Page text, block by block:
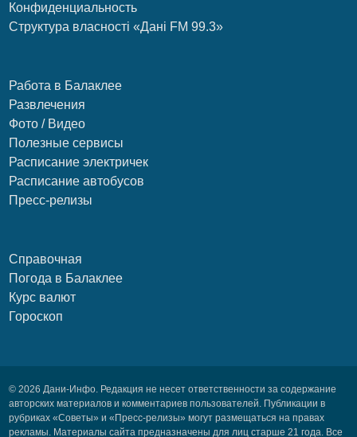
Конфиденциальность
Структура власності «Дані FM 99.3»
Работа в Балаклее
Развлечения
Фото / Видео
Полезные сервисы
Расписание электричек
Расписание автобусов
Пресс-релизы
Справочная
Погода в Балаклее
Курс валют
Гороскоп
© 2026 Дани-Инфо. Редакция не несет ответственности за содержание
авторских материалов и комментариев пользователей. Публикации в
рубриках «Советы» и «Пресс-релизы» могут размещаться на правах
рекламы. Материалы сайта предназначены для лиц старше 21 года. Все